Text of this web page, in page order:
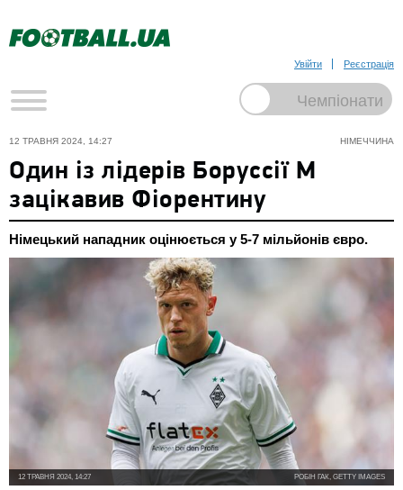
Увійти Реєстрація
НІМЕЧЧИНА
12 ТРАВНЯ 2024, 14:27
Один із лідерів Боруссії М
зацікавив Фіорентину
Німецький нападник оцінюється у 5-7 мільйонів євро.
РОБІН ГАК, GETTY IMAGES
12 ТРАВНЯ 2024, 14:27